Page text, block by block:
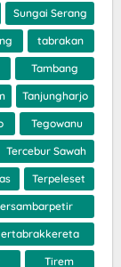
Sungai Serang
tabrakan
Tambang
Tanjungharjo
Tegowanu
Tercebur Sawah
Terpeleset
Tirem